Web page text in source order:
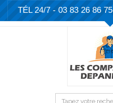
TÉL 24/7 - 03 83 26 86 75